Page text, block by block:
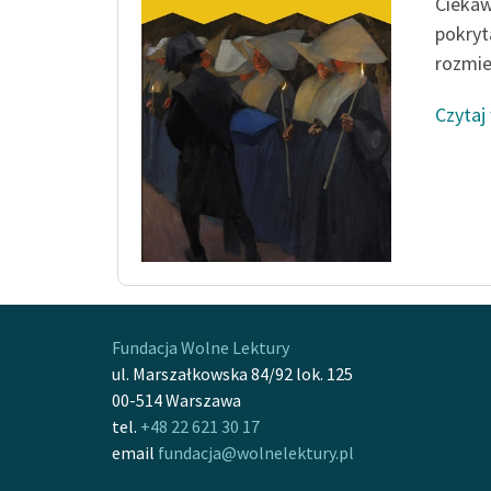
Czytaj
Fundacja Wolne Lektury
ul. Marszałkowska 84/92 lok. 125
00-514 Warszawa
tel. +48 22 621 30 17
email fundacja@wolnelektury.pl